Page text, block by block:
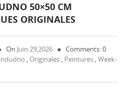
50×50 CM
ORIGINALES
On Juin 29,2026
Comments: 0
, Originales , Peintures ,Week-